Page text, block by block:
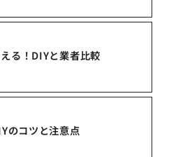
る！DIYと業者比較
のコツと注意点